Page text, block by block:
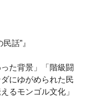
話”』
た背景」「階級闘
にゆがめられた民
るモンゴル文化」